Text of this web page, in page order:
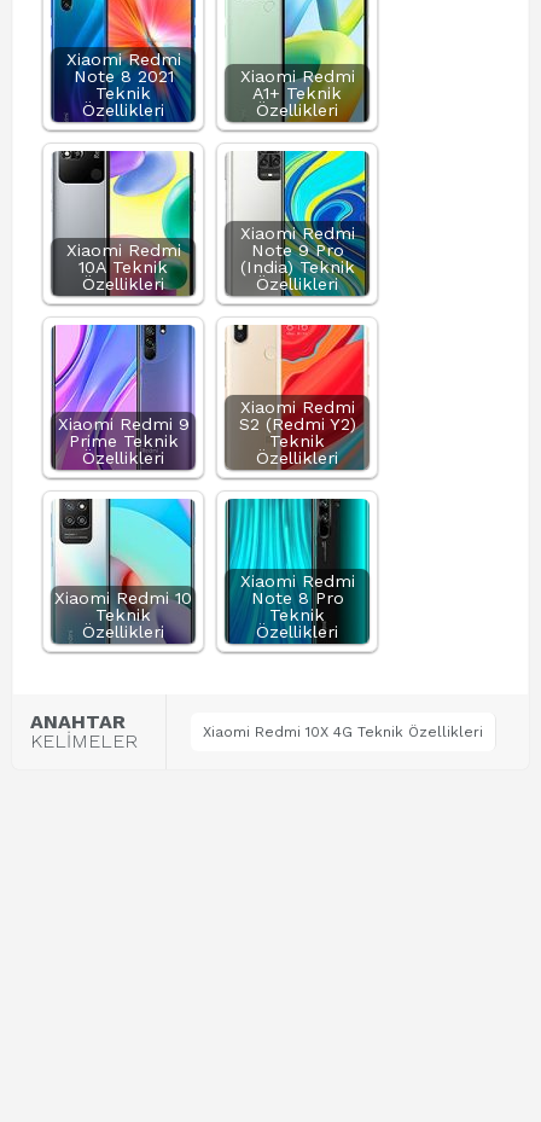
Xiaomi Redmi
Note 8 2021
Teknik
Özellikleri
Xiaomi Redmi
A1+ Teknik
Özellikleri
Xiaomi Redmi
10A Teknik
Özellikleri
Xiaomi Redmi
Note 9 Pro
(India) Teknik
Özellikleri
Xiaomi Redmi 9
Prime Teknik
Özellikleri
Xiaomi Redmi
S2 (Redmi Y2)
Teknik
Özellikleri
Xiaomi Redmi 10
Teknik
Özellikleri
Xiaomi Redmi
Note 8 Pro
Teknik
Özellikleri
ANAHTAR
KELİMELER
Xiaomi Redmi 10X 4G Teknik Özellikleri